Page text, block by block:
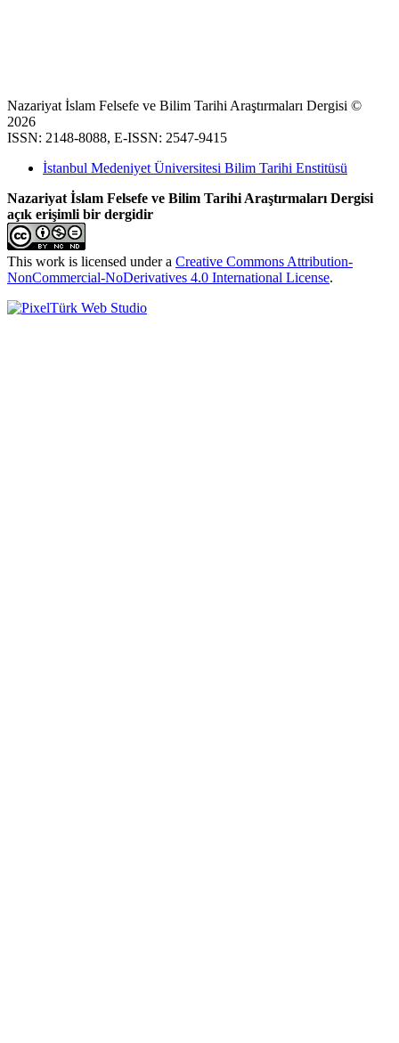
Nazariyat İslam Felsefe ve Bilim Tarihi Araştırmaları Dergisi ©
2026
ISSN: 2148-8088, E-ISSN: 2547-9415
İstanbul Medeniyet Üniversitesi Bilim Tarihi Enstitüsü
Nazariyat İslam Felsefe ve Bilim Tarihi Araştırmaları Dergisi
açık erişimli bir dergidir
This work is licensed under a Creative Commons Attribution-
NonCommercial-NoDerivatives 4.0 International License.